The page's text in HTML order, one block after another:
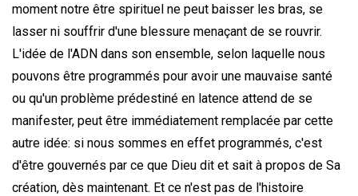
moment notre être spirituel ne peut baisser les bras, se
lasser ni souffrir d'une blessure menaçant de se rouvrir.
L'idée de l'ADN dans son ensemble, selon laquelle nous
pouvons être programmés pour avoir une mauvaise santé
ou qu'un problème prédestiné en latence attend de se
manifester, peut être immédiatement remplacée par cette
autre idée: si nous sommes en effet programmés, c'est
d'être gouvernés par ce que Dieu dit et sait à propos de Sa
création, dès maintenant. Et ce n'est pas de l'histoire